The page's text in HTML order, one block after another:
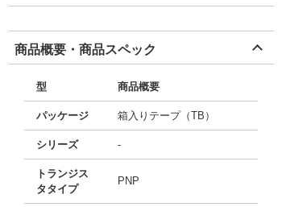
商品概要・商品スペック
型 商品概要
パッケージ 箱入りテープ（TB）
シリーズ -
トランジス
タタイプ
PNP